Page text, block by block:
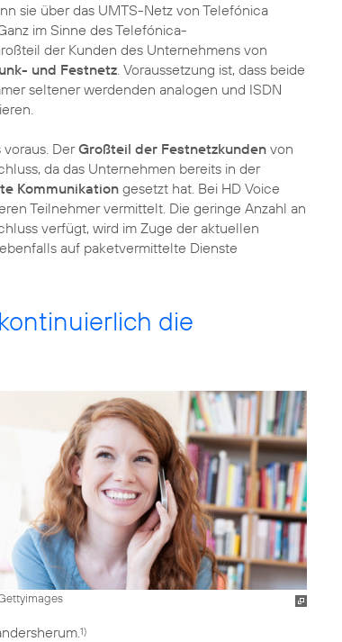
sie über das UMTS-Netz von Telefónica
im Sinne des Telefónica-
der Kunden des Unternehmens von
und Festnetz. Voraussetzung ist, dass beide
seltener werdenden analogen und ISDN
DerGroßteil der Festnetzkunden von
da das Unternehmen bereits in der
Kommunikation gesetzt hat. Bei HD Voice
Teilnehmer vermittelt. Die geringe Anzahl an
verfügt, wird im Zuge der aktuellen
auf paketvermittelte Dienste
die
1)